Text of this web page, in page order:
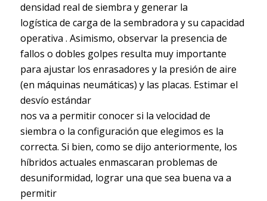
densidad real de siembra y generar la
logística de carga de la sembradora y su capacidad
operativa . Asimismo, observar la presencia de
fallos o dobles golpes resulta muy importante
para ajustar los enrasadores y la presión de aire
(en máquinas neumáticas) y las placas. Estimar el
desvío estándar
nos va a permitir conocer si la velocidad de
siembra o la configuración que elegimos es la
correcta. Si bien, como se dijo anteriormente, los
híbridos actuales enmascaran problemas de
desuniformidad, lograr una que sea buena va a
permitir